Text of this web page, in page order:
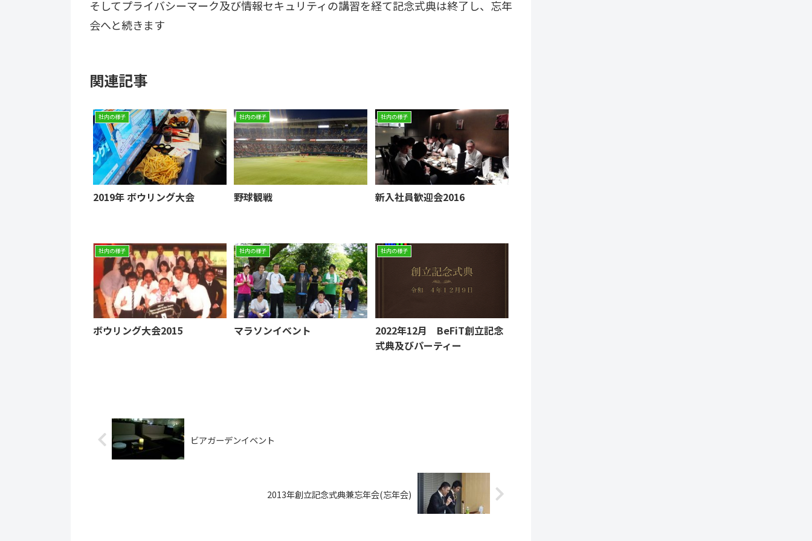
そしてプライバシーマーク及び情報セキュリティの講習を経て記念式典は終了し、忘年
会へと続きます
関連記事
社内の様子
2019年 ボウリング大会
社内の様子
野球観戦
社内の様子
新入社員歓迎会2016
社内の様子
ボウリング大会2015
社内の様子
マラソンイベント
社内の様子
2022年12月 BeFiT創立記念
式典及びパーティー
ビアガーデンイベント
2013年創立記念式典兼忘年会(忘年会)